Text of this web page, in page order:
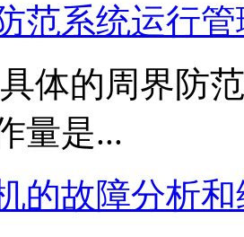
范系统运行
体的周界防
量是...
的故障分析